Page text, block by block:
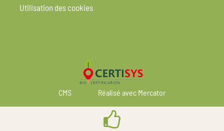
Utilisation des cookies
CMS Réalisé avec Mercator